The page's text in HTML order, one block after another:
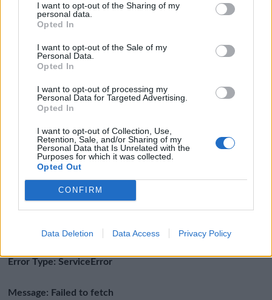
I want to opt-out of the Sharing of my
personal data.
Opted In
I want to opt-out of the Sale of my
Personal Data.
Opted In
I want to opt-out of processing my
Personal Data for Targeted Advertising.
Opted In
I want to opt-out of Collection, Use,
Retention, Sale, and/or Sharing of my
Personal Data that Is Unrelated with the
Purposes for which it was collected.
Opted Out
CONFIRM
Data Deletion Data Access Privacy Policy